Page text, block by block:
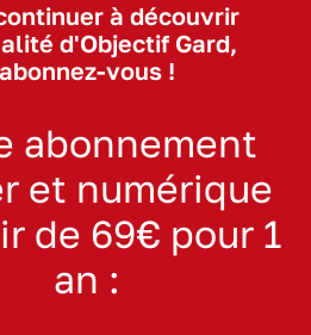
à découvrir
d'Objectif Gard,
abonnez-vous !
abonnement
et numérique
de 69€ pour 1
an :